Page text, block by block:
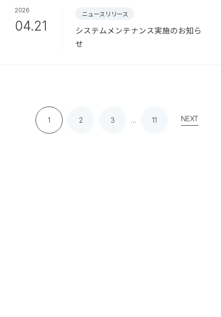
2026
04.21
ニュースリリース
システムメンテナンス実施のお知ら
せ
1 2 3 … 11 NEXT